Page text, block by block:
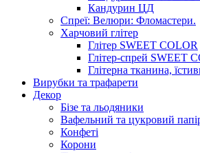
Кандурин ЦД
Спреї: Велюри: Фломастери.
Харчовий глітер
Глітер SWEET COLOR
Глітер-спрей SWEET
Глітерна тканина,
Вирубки та трафарети
Декор
Бізе та льодяники
Вафельний та цукровий
Конфеті
Корони